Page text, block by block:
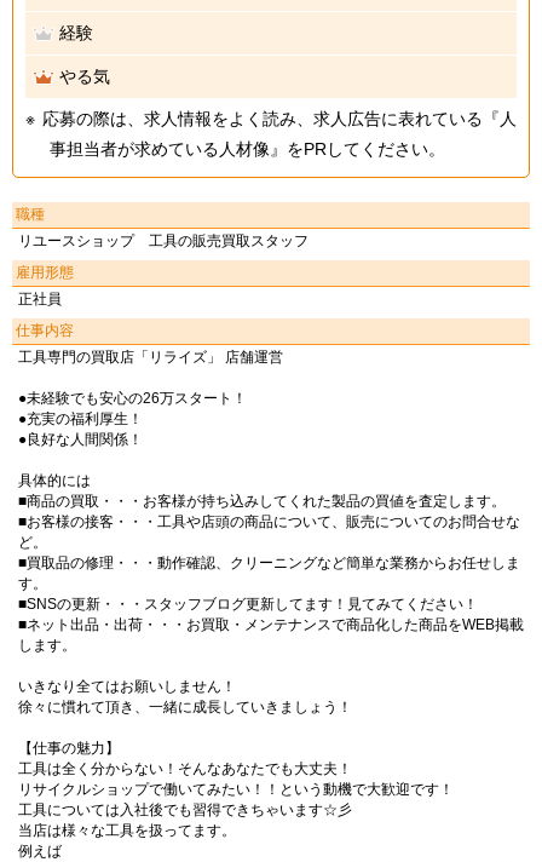
経験
やる気
応募の際は、求人情報をよく読み、求人広告に表れている『人
事担当者が求めている人材像』をPRしてください。
職種
リユースショップ 工具の販売買取スタッフ
雇用形態
正社員
仕事内容
工具専門の買取店「リライズ」 店舗運営
●未経験でも安心の26万スタート！
●充実の福利厚生！
●良好な人間関係！
具体的には
■商品の買取・・・お客様が持ち込みしてくれた製品の買値を査定します。
■お客様の接客・・・工具や店頭の商品について、販売についてのお問合せな
ど。
■買取品の修理・・・動作確認、クリーニングなど簡単な業務からお任せしま
す。
■SNSの更新・・・スタッフブログ更新してます！見てみてください！
■ネット出品・出荷・・・お買取・メンテナンスで商品化した商品をWEB掲載
します。
いきなり全てはお願いしません！
徐々に慣れて頂き、一緒に成長していきましょう！
【仕事の魅力】
工具は全く分からない！そんなあなたでも大丈夫！
リサイクルショップで働いてみたい！！という動機で大歓迎です！
工具については入社後でも習得できちゃいます☆彡
当店は様々な工具を扱ってます。
例えば